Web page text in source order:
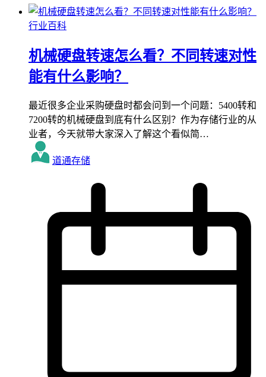
行业百科
机械硬盘转速怎么看？不同转速对性
能有什么影响？
最近很多企业采购硬盘时都会问到一个问题：5400转和
7200转的机械硬盘到底有什么区别？作为存储行业的从
业者，今天就带大家深入了解这个看似简…
道通存储